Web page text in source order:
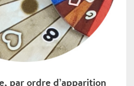
par ordre d’apparition